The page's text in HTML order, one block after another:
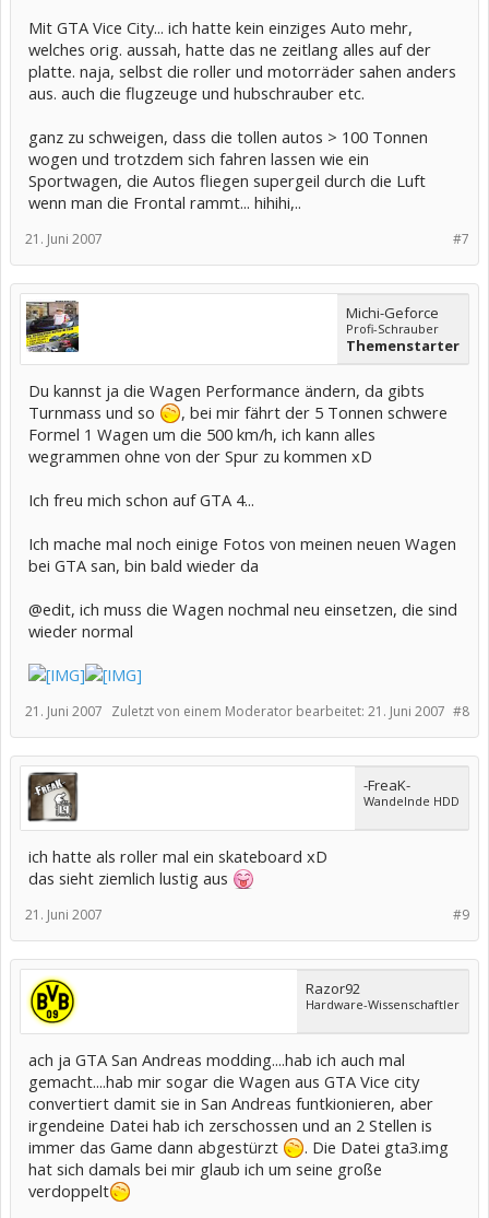
Mit GTA Vice City... ich hatte kein einziges Auto mehr,
welches orig. aussah, hatte das ne zeitlang alles auf der
platte. naja, selbst die roller und motorräder sahen anders
aus. auch die flugzeuge und hubschrauber etc.
ganz zu schweigen, dass die tollen autos > 100 Tonnen
wogen und trotzdem sich fahren lassen wie ein
Sportwagen, die Autos fliegen supergeil durch die Luft
wenn man die Frontal rammt... hihihi,..
#7
21. Juni 2007
Michi-Geforce
Profi-Schrauber
Themenstarter
Du kannst ja die Wagen Performance ändern, da gibts
Turnmass und so
, bei mir fährt der 5 Tonnen schwere
Formel 1 Wagen um die 500 km/h, ich kann alles
wegrammen ohne von der Spur zu kommen xD
Ich freu mich schon auf GTA 4...
Ich mache mal noch einige Fotos von meinen neuen Wagen
bei GTA san, bin bald wieder da
@edit, ich muss die Wagen nochmal neu einsetzen, die sind
wieder normal
#8
21. Juni 2007 Zuletzt von einem Moderator bearbeitet: 21. Juni 2007
-FreaK-
Wandelnde HDD
ich hatte als roller mal ein skateboard xD
das sieht ziemlich lustig aus
#9
21. Juni 2007
Razor92
Hardware-Wissenschaftler
ach ja GTA San Andreas modding....hab ich auch mal
gemacht....hab mir sogar die Wagen aus GTA Vice city
convertiert damit sie in San Andreas funtkionieren, aber
irgendeine Datei hab ich zerschossen und an 2 Stellen is
immer das Game dann abgestürzt
. Die Datei gta3.img
hat sich damals bei mir glaub ich um seine große
verdoppelt